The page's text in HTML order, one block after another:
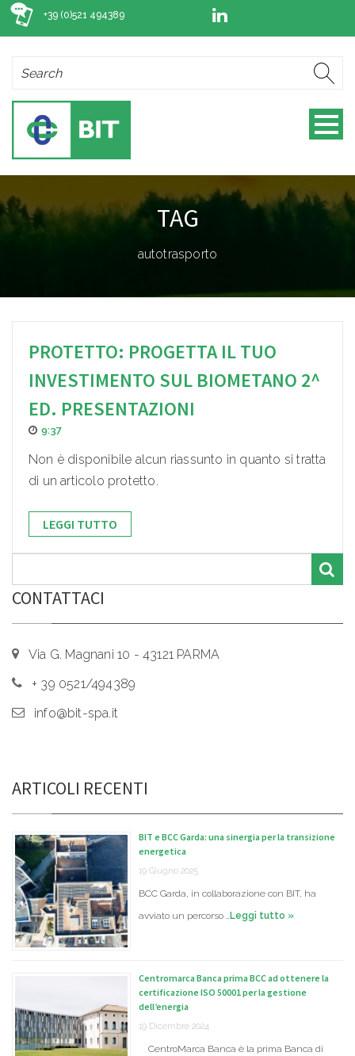
+39 (0)521 494389
TAG
autotrasporto
PROTETTO: PROGETTA IL TUO
INVESTIMENTO SUL BIOMETANO 2^
ED. PRESENTAZIONI
9:37
Non è disponibile alcun riassunto in quanto si tratta
di un articolo protetto.
LEGGI TUTTO
CONTATTACI
Via G. Magnani 10 - 43121 PARMA
+ 39 0521/494389
info@bit-spa.it
ARTICOLI RECENTI
BIT e BCC Garda: una sinergia per la transizione
energetica
19 Giugno 2025
BCC Garda, in collaborazione con BIT, ha
avviato un percorso …Leggi tutto »
Centromarca Banca prima BCC ad ottenere la
certificazione ISO 50001 per la gestione
dell’energia
19 Dicembre 2024
CentroMarca Banca è la prima Banca di